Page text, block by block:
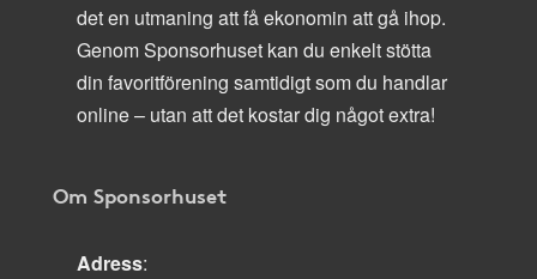
det en utmaning att få ekonomin att gå ihop.
Genom Sponsorhuset kan du enkelt stötta
din favoritförening samtidigt som du handlar
online – utan att det kostar dig något extra!
Om Sponsorhuset
Adress: